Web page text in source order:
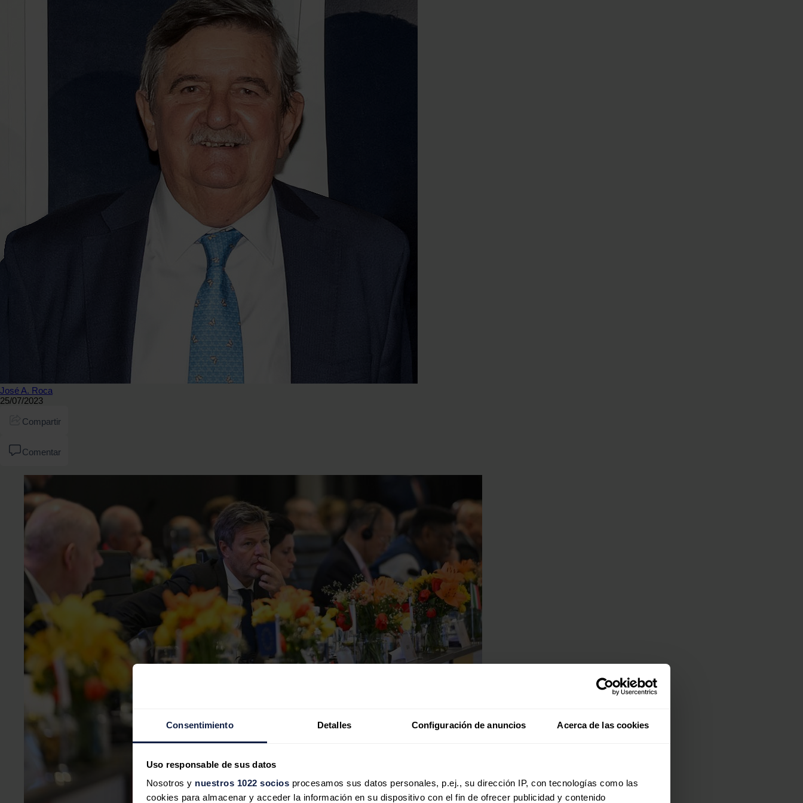
Consentimiento Detalles Configuración de anuncios Acerca de las cookies
Uso responsable de sus datos
Nosotros y nuestros 1022 socios procesamos sus datos personales, p.ej., su dirección IP, con tecnologías como las
cookies para almacenar y acceder la información en su dispositivo con el fin de ofrecer publicidad y contenido
José A. Roca
25/07/2023
Compartir
Comentar